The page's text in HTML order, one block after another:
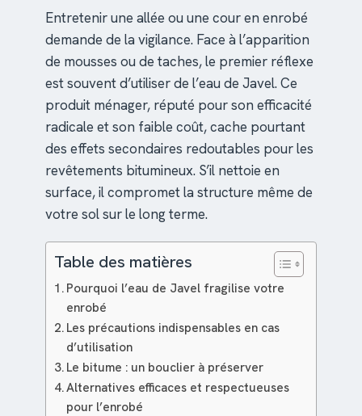
Entretenir une allée ou une cour en enrobé
demande de la vigilance. Face à l’apparition
de mousses ou de taches, le premier réflexe
est souvent d’utiliser de l’eau de Javel. Ce
produit ménager, réputé pour son efficacité
radicale et son faible coût, cache pourtant
des effets secondaires redoutables pour les
revêtements bitumineux. S’il nettoie en
surface, il compromet la structure même de
votre sol sur le long terme.
Table des matières
Pourquoi l’eau de Javel fragilise votre
enrobé
Les précautions indispensables en cas
d’utilisation
Le bitume : un bouclier à préserver
Alternatives efficaces et respectueuses
pour l’enrobé